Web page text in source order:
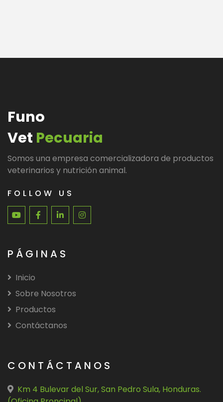
Funo
Vet Pecuaria
Somos una empresa comercializadora de productos
veterinarios y nutrición animal.
FOLLOW US
PÁGINAS
Inicio
Sobre Nosotros
Productos
Contáctanos
CONTÁCTANOS
Km 4 Bulevar del Sur, San Pedro Sula, Honduras.